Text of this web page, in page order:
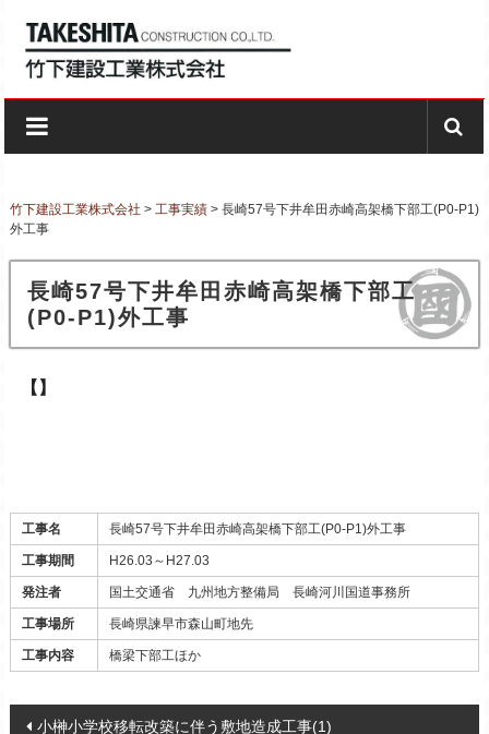
竹下建設工業株式会社
創業昭和27年ー長崎の建設会社
竹下建設工業株式会社 > 工事実績> 長崎57号下井牟田赤崎高架橋下部工(P0-P1)
外工事
長崎57号下井牟田赤崎高架橋下部工
(P0-P1)外工事
【】
工事名 長崎57号下井牟田赤崎高架橋下部工(P0-P1)外工事
工事期間 H26.03～H27.03
発注者 国土交通省 九州地方整備局 長崎河川国道事務所
工事場所 長崎県諫早市森山町地先
工事内容 橋梁下部工ほか
Post navigation
小榊小学校移転改築に伴う敷地造成工事(1)